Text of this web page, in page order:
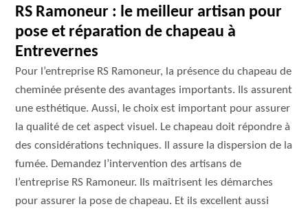
RS Ramoneur : le meilleur artisan pour
pose et réparation de chapeau à
Entrevernes
Pour l’entreprise RS Ramoneur, la présence du chapeau de
cheminée présente des avantages importants. Ils assurent
une esthétique. Aussi, le choix est important pour assurer
la qualité de cet aspect visuel. Le chapeau doit répondre à
des considérations techniques. Il assure la dispersion de la
fumée. Demandez l’intervention des artisans de
l’entreprise RS Ramoneur. Ils maîtrisent les démarches
pour assurer la pose de chapeau. Et ils excellent aussi